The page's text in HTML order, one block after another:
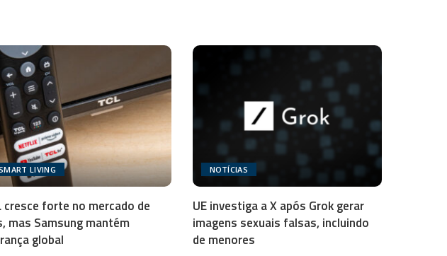
LIVING
cresce forte no mercado de
mas Samsung mantém
global
NOTÍCIAS
UE investiga a X após Grok gerar
imagens sexuais falsas, incluindo
de menores